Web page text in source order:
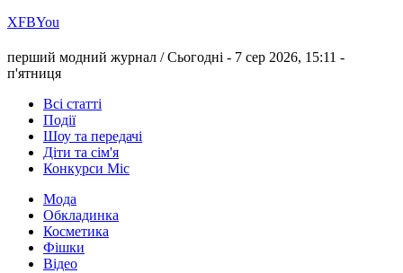
ХFBYou
перший модний журнал /Сьогодні - 7 сер 2026, 15:11 -
п'ятниця
Всі статті
Події
Шоу та передачі
Діти та сім'я
Конкурси Міс
Мода
Обкладинка
Косметика
Фішки
Відео